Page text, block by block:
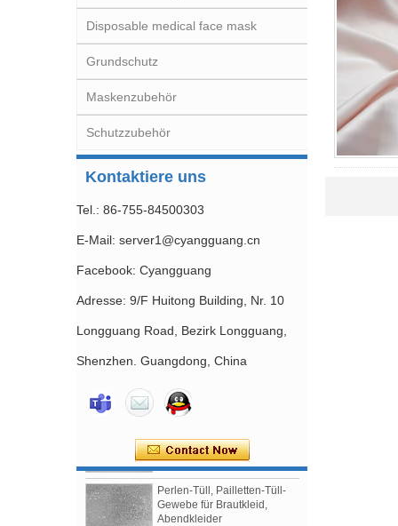
Disposable medical face mask
Grundschutz
Maskenzubehör
Schutzzubehör
Kontaktiere uns
Tel.: 86-755-84500303
E-Mail: server1@cyangguang.cn
Facebook: Cyangguang
Adresse: 9/F Huitong Building, Nr. 10
Longguang Road, Bezirk Longguang,
Shenzhen. Guangdong, China
Mit Nylon beschichteter,
China-Fabrik, Zubehör für die
Nylonbeschichtete BH-Bügel
Perlen-Tüll, Pailletten-Tüll-
Gewebe für Brautkleid,
Abendkleider